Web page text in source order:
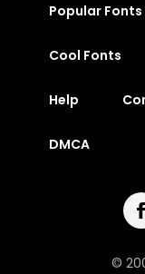
Popular Fonts
Cool Fonts
Help
DMCA
©